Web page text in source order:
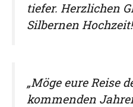
tiefer. Herzlichen
Silbernen
„Möge eure Reise
kommenden